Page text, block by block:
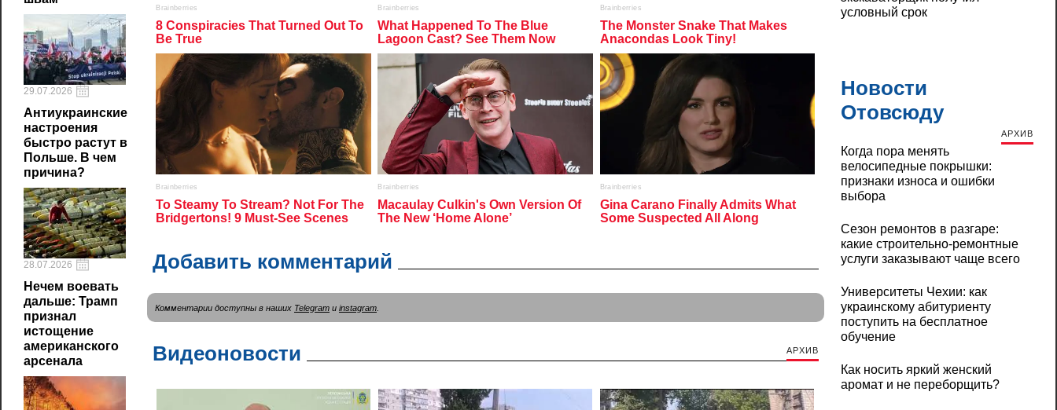
29.07.2026
Антиукраинские
настроения
быстро растут в
Польше. В чем
причина?
28.07.2026
Нечем воевать
дальше: Трамп
признал
истощение
американского
арсенала
Добавить комментарий
Комментарии доступны в наших Telegram и instagram
Видеоновости АРХИВ
условный срок
Новости
Отовсюду
АРХИВ
Когда пора менять
велосипедные покрышки:
признаки износа и ошибки
выбора
Сезон ремонтов в разгаре:
какие строительно-ремонтные
услуги заказывают чаще всего
Университеты Чехии: как
украинскому абитуриенту
поступить на бесплатное
обучение
Как носить яркий женский
аромат и не переборщить?